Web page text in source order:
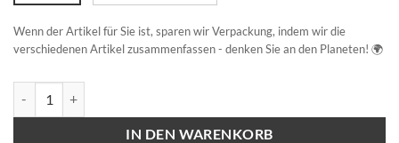
Wenn der Artikel für Sie ist, sparen wir Verpackung, indem wir die
verschiedenen Artikel zusammenfassen - denken Sie an den Planeten! 🌍
IN DEN WARENKORB